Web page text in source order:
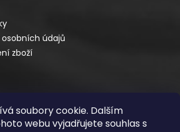
soubory cookie. Dalším
webu vyjadřujete souhlas s
údajů
zboží